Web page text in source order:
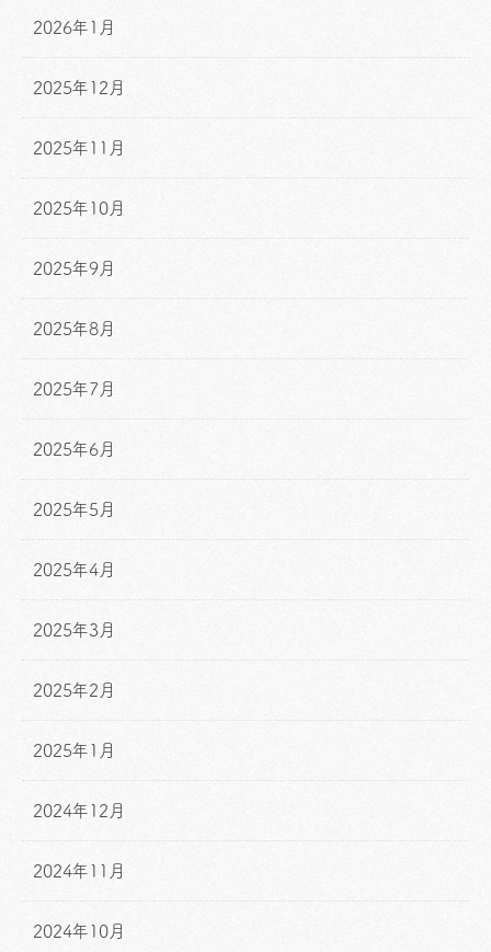
2026年1月
2025年12月
2025年11月
2025年10月
2025年9月
2025年8月
2025年7月
2025年6月
2025年5月
2025年4月
2025年3月
2025年2月
2025年1月
2024年12月
2024年11月
2024年10月